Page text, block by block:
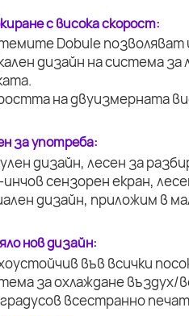
с висока скорост:
Dobule позволяват
дизайн на система
на двуизмерната
за употреба:
дизайн, лесен за
инчов сензорен екран,
дизайн, приложим в
нов дизайн:
във всички
за охлаждане въздух/
всестранно